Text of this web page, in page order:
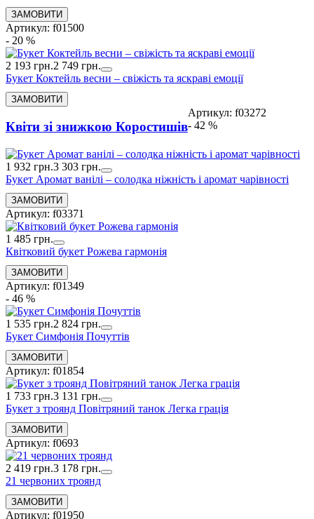
Артикул: f01500
- 20 %
2 193 грн.2 749 грн.
Букет Коктейль весни – свіжість та яскраві емоції
Квіти зі знижкою Коростишів
Артикул: f03272
- 42 %
1 932 грн.3 303 грн.
Букет Аромат ванілі – солодка ніжність і аромат чарівності
Артикул: f03371
1 485 грн.
Квітковий букет Рожева гармонія
Артикул: f01349
- 46 %
1 535 грн.2 824 грн.
Букет Симфонія Почуттів
Артикул: f01854
1 733 грн.3 131 грн.
Букет з троянд Повітряний танок Легка грація
Артикул: f0693
2 419 грн.3 178 грн.
21 червоних троянд
Артикул: f01950